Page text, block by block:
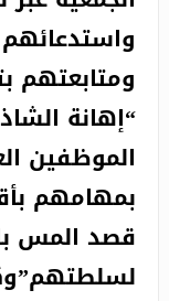
ومتابعتهم
“إهانة
الموظفين
بمهامهم
قصد المس